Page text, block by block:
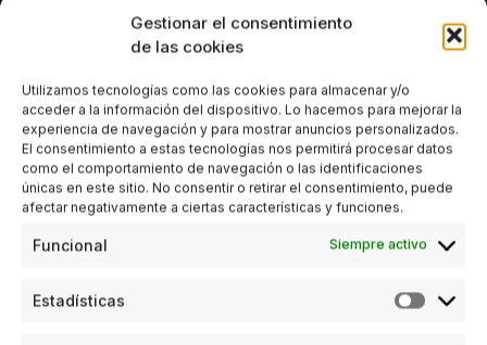
Gestionar el consentimiento
de las cookies
Utilizamos tecnologías como las cookies para almacenar y/o
acceder a la información del dispositivo. Lo hacemos para mejorar la
experiencia de navegación y para mostrar anuncios personalizados.
El consentimiento a estas tecnologías nos permitirá procesar datos
como el comportamiento de navegación o las identificaciones
únicas en este sitio. No consentir o retirar el consentimiento, puede
afectar negativamente a ciertas características y funciones.
Funcional Siempre activo
Estadísticas